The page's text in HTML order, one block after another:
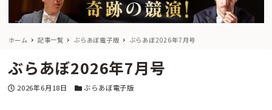
ホーム 記事一覧 ぶらあぼ電子版 ぶらあぼ2026年7月号
ぶらあぼ2026年7月号
投稿日
2026年6月18日 カテゴリー
ぶらあぼ電子版